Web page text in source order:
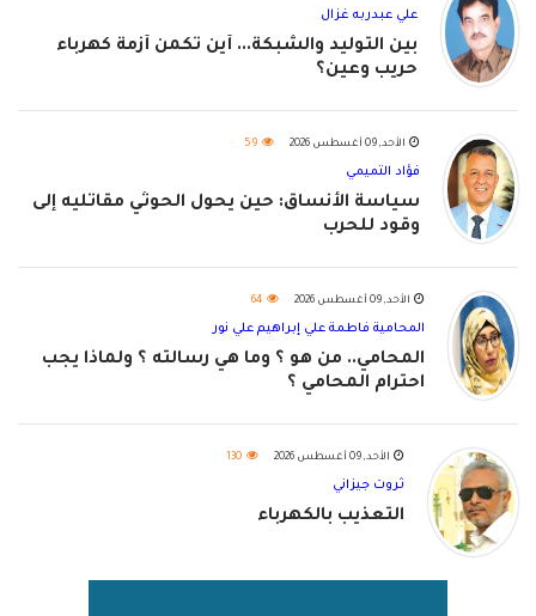
علي عبدربه غزال
بين التوليد والشبكة... أين تكمن أزمة كهرباء
حريب وعين؟
الأحد, 09 أغسطس 2026 59
فؤاد التميمي
سياسة الأنساق: حين يحول الحوثي مقاتليه إلى
وقود للحرب
الأحد, 09 أغسطس 2026 64
المحامية فاطمة علي إبراهيم علي نور
المحامي.. من هو ؟ وما هي رسالته ؟ ولماذا يجب
احترام المحامي ؟
الأحد, 09 أغسطس 2026 130
ثروت جيزاني
التعذيب بالكهرباء